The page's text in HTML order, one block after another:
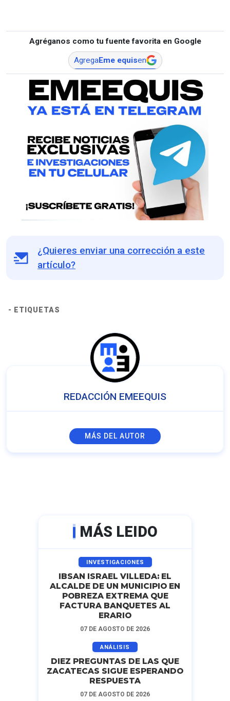
Agréganos como tu fuente favorita en Google
AgregaEme equisen
¿Quieres enviar una corrección a este
artículo?
- ETIQUETAS
REDACCIÓN EMEEQUIS
MÁS DEL AUTOR
MÁS LEIDO
INVESTIGACIONES
IBSAN ISRAEL VILLEDA: EL
ALCALDE DE UN MUNICIPIO EN
POBREZA EXTREMA QUE
FACTURA BANQUETES AL
ERARIO
07 DE AGOSTO DE 2026
ANÁLISIS
DIEZ PREGUNTAS DE LAS QUE
ZACATECAS SIGUE ESPERANDO
RESPUESTA
07 DE AGOSTO DE 2026